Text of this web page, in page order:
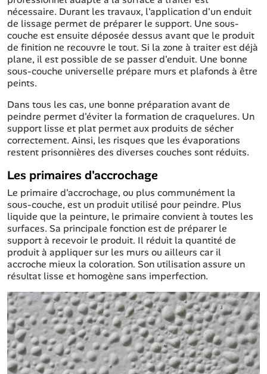
nécessaire. Durant les travaux, l'application d'un enduit
de lissage permet de préparer le support. Une sous-
couche est ensuite déposée dessus avant que le produit
de finition ne recouvre le tout. Si la zone à traiter est déjà
plane, il est possible de se passer d'enduit. Une bonne
sous-couche universelle prépare murs et plafonds à être
peints.
Dans tous les cas, une bonne préparation avant de
peindre permet d'éviter la formation de craquelures. Un
support lisse et plat permet aux produits de sécher
correctement. Ainsi, les risques que les évaporations
restent prisonnières des diverses couches sont réduits.
Les primaires d'accrochage
Le primaire d'accrochage, ou plus communément la
sous-couche, est un produit utilisé pour peindre. Plus
liquide que la peinture, le primaire convient à toutes les
surfaces. Sa principale fonction est de préparer le
support à recevoir le produit. Il réduit la quantité de
produit à appliquer sur les murs ou ailleurs car il
accroche mieux la coloration. Son utilisation assure un
résultat lisse et homogène sans imperfection.